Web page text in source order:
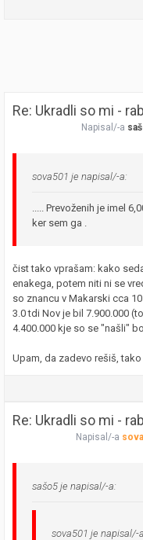
Re: Ukradli so mi -
Napisal/-a
sova501 je napisal/-a:
..... Prevoženih je imel
ker sem ga .
čist tako vprašam: kako
enakega, potem niti ni se
so znancu v Makarski cca
3.0 tdi Nov je bil 7.900.000
4.400.000 kje so se "našli"
Upam, da zadevo rešiš,
Re: Ukradli so mi -
Napisal/-a
sašo5 je napisal/-a:
sova501 je napisal/-